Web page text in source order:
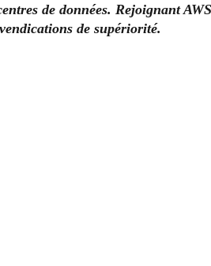
de données. Rejoignant
de supériorité.